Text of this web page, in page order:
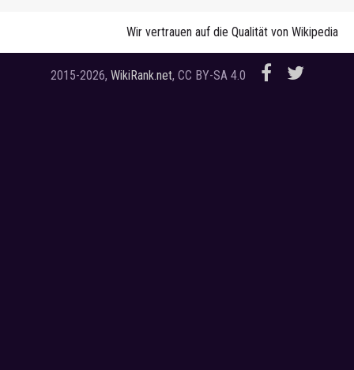
Wir vertrauen auf die Qualität von Wikipedia
2015-2026, WikiRank.net, CC BY-SA 4.0